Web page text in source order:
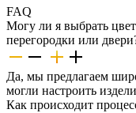
FAQ
Могу ли я выбрать
перегородки или
Да, мы предлагаем
могли настроить
Как происходит